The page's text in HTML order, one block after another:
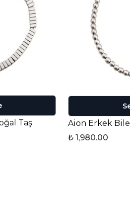
Taş
Aion Erkek
₺ 1,980.00